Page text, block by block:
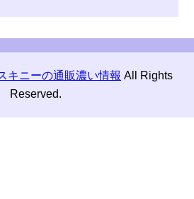
キニーの通販濃い情報 All Rights
Reserved.